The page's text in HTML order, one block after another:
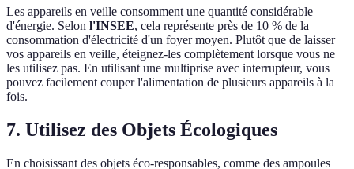
Les appareils en veille consomment une quantité considérable
d'énergie. Selon l'INSEE, cela représente près de 10 % de la
consommation d'électricité d'un foyer moyen. Plutôt que de laisser
vos appareils en veille, éteignez-les complètement lorsque vous ne
les utilisez pas. En utilisant une multiprise avec interrupteur, vous
pouvez facilement couper l'alimentation de plusieurs appareils à la
fois.
7. Utilisez des Objets Écologiques
En choisissant des objets éco-responsables, comme des ampoules